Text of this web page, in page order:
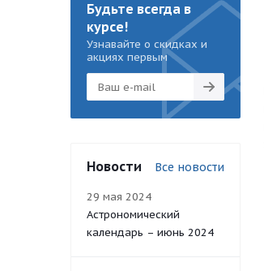
Будьте всегда в
курсе!
Узнавайте о скидках и
акциях первым
Новости Все новости
29 мая 2024
Астрономический
календарь – июнь 2024